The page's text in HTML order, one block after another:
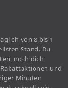
von 8 bis 1
Stand. Du
noch dich
und
Minuten